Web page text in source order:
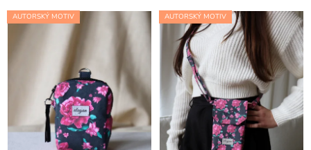
V
ý
p
i
o
AUTORSKÝ MOTIV AUTORSKÝ MOTIV